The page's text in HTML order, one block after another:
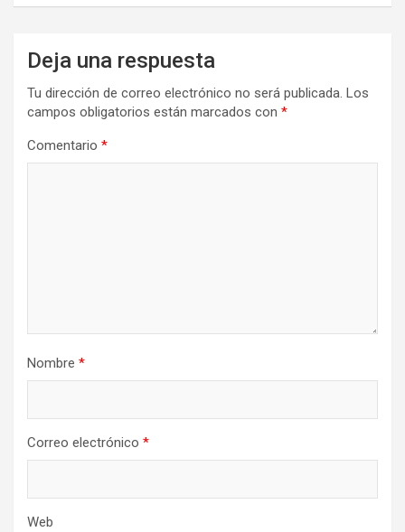
Deja una respuesta
Tu dirección de correo electrónico no será publicada. Los
campos obligatorios están marcados con *
Comentario *
Nombre *
Correo electrónico *
Web